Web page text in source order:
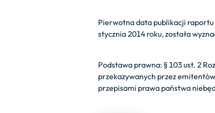
Pierwotna data publikacji raportu
stycznia 2014 roku, została
Podstawa prawna: § 103 ust. 2
przekazywanych przez
przepisami prawa państwa